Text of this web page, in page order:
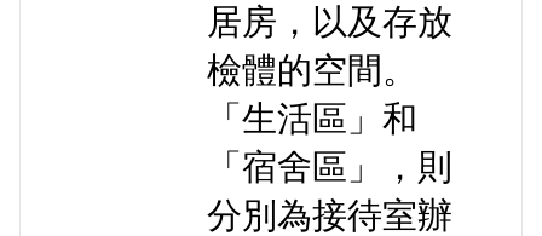
居房，以及存放
檢體的空間。
「生活區」和
「宿舍區」，則
分別為接待室辦